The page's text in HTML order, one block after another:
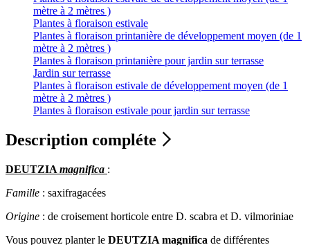
mètre à 2 mètres )
Plantes à floraison estivale
Plantes à floraison printanière de développement moyen (de 1
mètre à 2 mètres )
Plantes à floraison printanière pour jardin sur terrasse
Jardin sur terrasse
Plantes à floraison estivale de développement moyen (de 1
mètre à 2 mètres )
Plantes à floraison estivale pour jardin sur terrasse
Description compléte
DEUTZIA magnifica :
Famille : saxifragacées
Origine : de croisement horticole entre D. scabra et D. vilmoriniae
Vous pouvez planter le DEUTZIA magnifica de différentes